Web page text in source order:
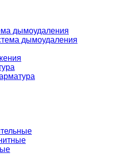
дымоудаления
дымоудаления